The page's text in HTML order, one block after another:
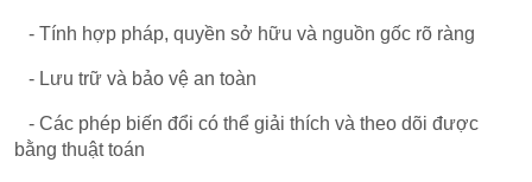
- Tính hợp pháp, quyền sở hữu và nguồn gốc rõ ràng
- Lưu trữ và bảo vệ an toàn
- Các phép biến đổi có thể giải thích và theo dõi được
bằng thuật toán